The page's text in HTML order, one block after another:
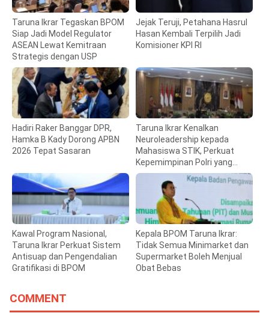
Taruna Ikrar Tegaskan BPOM
Siap Jadi Model Regulator
ASEAN Lewat Kemitraan
Strategis dengan USP
Jejak Teruji, Petahana Hasrul
Hasan Kembali Terpilih Jadi
Komisioner KPI RI
Hadiri Raker Banggar DPR,
Hamka B Kady Dorong APBN
2026 Tepat Sasaran
Taruna Ikrar Kenalkan
Neuroleadership kepada
Mahasiswa STIK, Perkuat
Kepemimpinan Polri yang
Humanis
Kawal Program Nasional,
Taruna Ikrar Perkuat Sistem
Antisuap dan Pengendalian
Gratifikasi di BPOM
Kepala BPOM Taruna Ikrar:
Tidak Semua Minimarket dan
Supermarket Boleh Menjual
Obat Bebas
COMMENT